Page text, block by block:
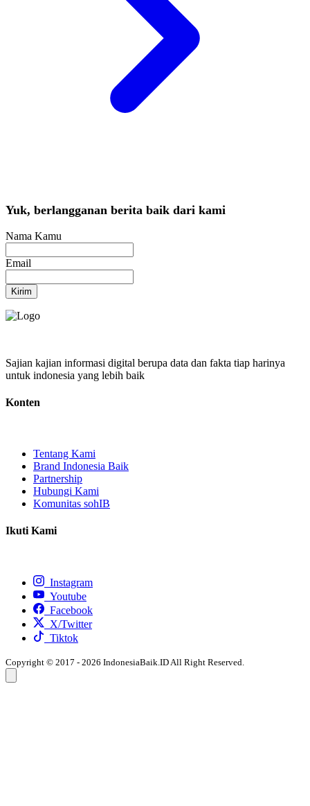
Yuk, berlangganan berita baik dari kami
Nama Kamu
Email
Kirim
Sajian kajian informasi digital berupa data dan fakta tiap harinya
untuk indonesia yang lebih baik
Konten
Tentang Kami
Brand Indonesia Baik
Partnership
Hubungi Kami
Komunitas sohIB
Ikuti Kami
Instagram
Youtube
Facebook
X/Twitter
Tiktok
Copyright © 2017 - 2026 IndonesiaBaik.ID All Right Reserved.